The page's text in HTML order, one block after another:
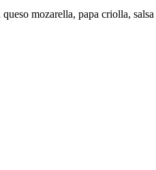
mozarella, papa criolla, salsa